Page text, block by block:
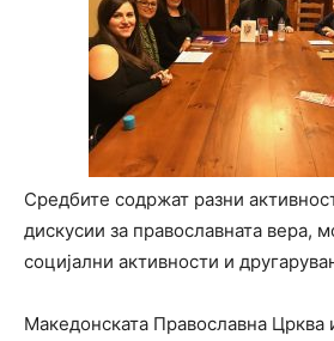
Средбите содржат разни
дискусии за православната вера,
социјални активности и
Македонската Православна Црква